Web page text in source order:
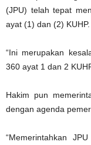
(JPU) telah tepat
ayat (1) dan (2) KUHP.
“Ini merupakan
360 ayat 1 dan 2
Hakim pun
dengan agenda
“Memerintahkan